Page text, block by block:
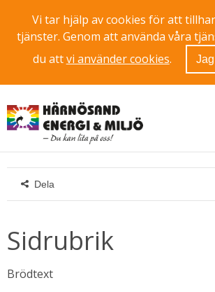
Vi tar hjälp av cookies för att
tjänster. Genom att använda våra
du attvi använder cookies.
Dela
Sidrubrik
Brödtext